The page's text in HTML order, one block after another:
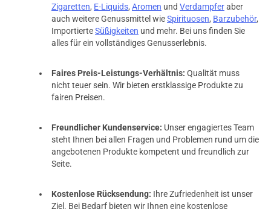
Zigaretten, E-Liquids, Aromen und Verdampferaber
auch weitere Genussmittel wieSpirituosen, Barzubehör,
ImportierteSüßigkeiten und mehr. Bei uns finden Sie
alles für ein vollständiges Genusserlebnis.
Faires Preis-Leistungs-Verhältnis: Qualität muss
nicht teuer sein. Wir bieten erstklassige Produkte zu
fairen Preisen.
Freundlicher Kundenservice: Unser engagiertes Team
steht Ihnen bei allen Fragen und Problemen rund um die
angebotenen Produkte kompetent und freundlich zur
Seite.
Kostenlose Rücksendung: Ihre Zufriedenheit ist unser
Ziel. Bei Bedarf bieten wir Ihnen eine kostenlose